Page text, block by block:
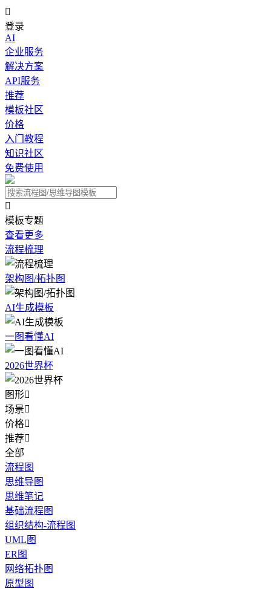

登录
AI
企业服务
解决方案
API服务
推荐
模板社区
价格
入门教程
知识社区
免费使用

模板专题
查看更多
流程梳理
架构图/拓扑图
AI生成模板
一图看懂AI
2026世界杯
图形
场景
价格
推荐
全部
流程图
思维导图
思维笔记
基础流程图
组织结构-流程图
UML图
ER图
网络拓扑图
原型图